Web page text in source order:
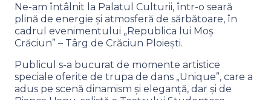
Ne-am întâlnit la Palatul Culturii, într-o seară
plină de energie și atmosferă de sărbătoare, în
cadrul evenimentului „Republica lui Moș
Crăciun” – Târg de Crăciun Ploiești.
Publicul s-a bucurat de momente artistice
speciale oferite de trupa de dans „Unique”, care a
adus pe scenă dinamism și eleganță, dar și de